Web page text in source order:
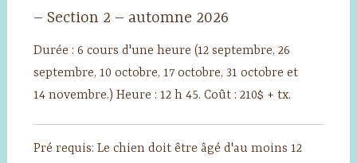
– Section 2 – automne 2026
Durée : 6 cours d'une heure (12 septembre, 26
septembre, 10 octobre, 17 octobre, 31 octobre et
14 novembre.) Heure : 12 h 45. Coût : 210$ + tx.
Pré requis: Le chien doit être âgé d'au moins 12